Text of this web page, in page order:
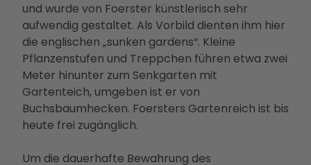
Dein
Potsdam-
Podcast
Bahnhit
akt
&
Bera
tung
en &
Proje
kte
Part
ner-
und
Betei
ligun
und wurde von Foerster künstlerisch sehr
aufwendig gestaltet. Als Vorbild dienten ihm hier
die englischen „sunken gardens“. Kleine
Pflanzenstufen und Treppchen führen etwa zwei
Meter hinunter zum Senkgarten mit
Gartenteich, umgeben ist er von
Buchsbaumhecken. Foersters Gartenreich ist bis
heute frei zugänglich.
Um die dauerhafte Bewahrung des